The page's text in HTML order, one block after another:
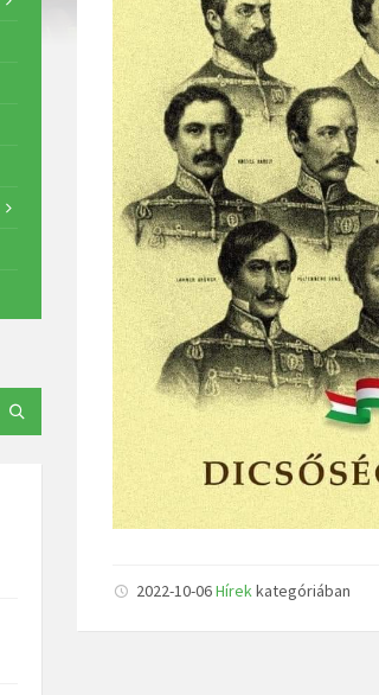
2022-10-06Hírekkategóriában